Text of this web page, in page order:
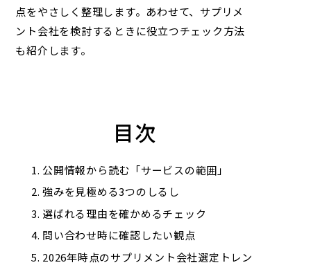
点をやさしく整理します。あわせて、サプリメ
ント会社を検討するときに役立つチェック方法
も紹介します。
目次
公開情報から読む「サービスの範囲」
強みを見極める3つのしるし
選ばれる理由を確かめるチェック
問い合わせ時に確認したい観点
2026年時点のサプリメント会社選定トレン